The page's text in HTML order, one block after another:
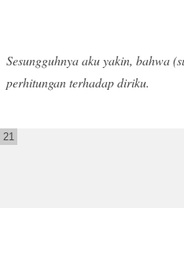
Sesungguhnya aku yakin, bahwa
perhitungan terhadap diriku.
21